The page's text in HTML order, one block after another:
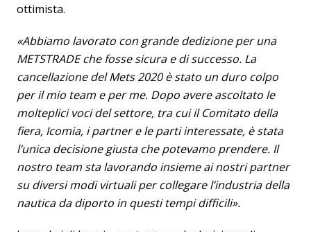
ottimista.
«Abbiamo lavorato con grande dedizione per una
METSTRADE che fosse sicura e di successo. La
cancellazione del Mets 2020 è stato un duro colpo
per il mio team e per me. Dopo avere ascoltato le
molteplici voci del settore, tra cui il Comitato della
fiera, Icomia, i partner e le parti interessate, è stata
l’unica decisione giusta che potevamo prendere. Il
nostro team sta lavorando insieme ai nostri partner
su diversi modi virtuali per collegare l’industria della
nautica da diporto in questi tempi difficili».